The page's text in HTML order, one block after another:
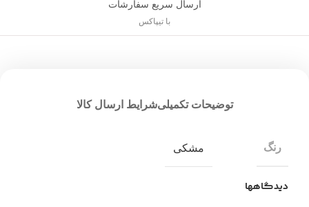
ارسال سریع سفارشات
با تیپاکس
توضیحات تکمیلیشرایط ارسال کالا
رنگ مشکی
دیدگاهها